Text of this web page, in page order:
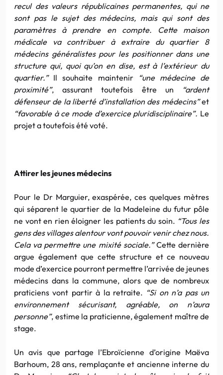
recul des valeurs républicaines permanentes, qui ne
sont pas le sujet des médecins, mais qui sont des
paramètres à prendre en compte. Cette maison
médicale va contribuer à extraire du quartier 8
médecins généralistes pour les positionner dans une
structure qui, quoi qu’on en dise, est à l’extérieur du
quartier.”Il souhaite maintenir
“une médecine de
proximité”, assurant toutefois être un
“ardent
défenseur de la liberté d’installation des médecins”et
“favorable à ce mode d’exercice pluridisciplinaire”. Le
projet a toutefois été voté.
Attirer les jeunes médecins
Pour le Dr Marguier, exaspérée, ces quelques mètres
qui séparent le quartier de la Madeleine du futur pôle
ne vont en rien éloigner les patients du soin. “Tous les
gens des villages alentour vont pouvoir venir chez nous.
Cela va permettre une mixité sociale.”Cette dernière
argue également que cette structure et ce nouveau
mode d’exercice pourront permettre l’arrivée de jeunes
médecins dans la commune, alors que de nombreux
praticiens vont partir à la retraite. “Si on n’a pas un
environnement sécurisant, agréable, on n’aura
personne”, estime la praticienne, également maître de
stage.
Un avis que partage l’Ebroïcienne d’origine Maëva
Barhoum, 28 ans, remplaçante et ancienne interne du